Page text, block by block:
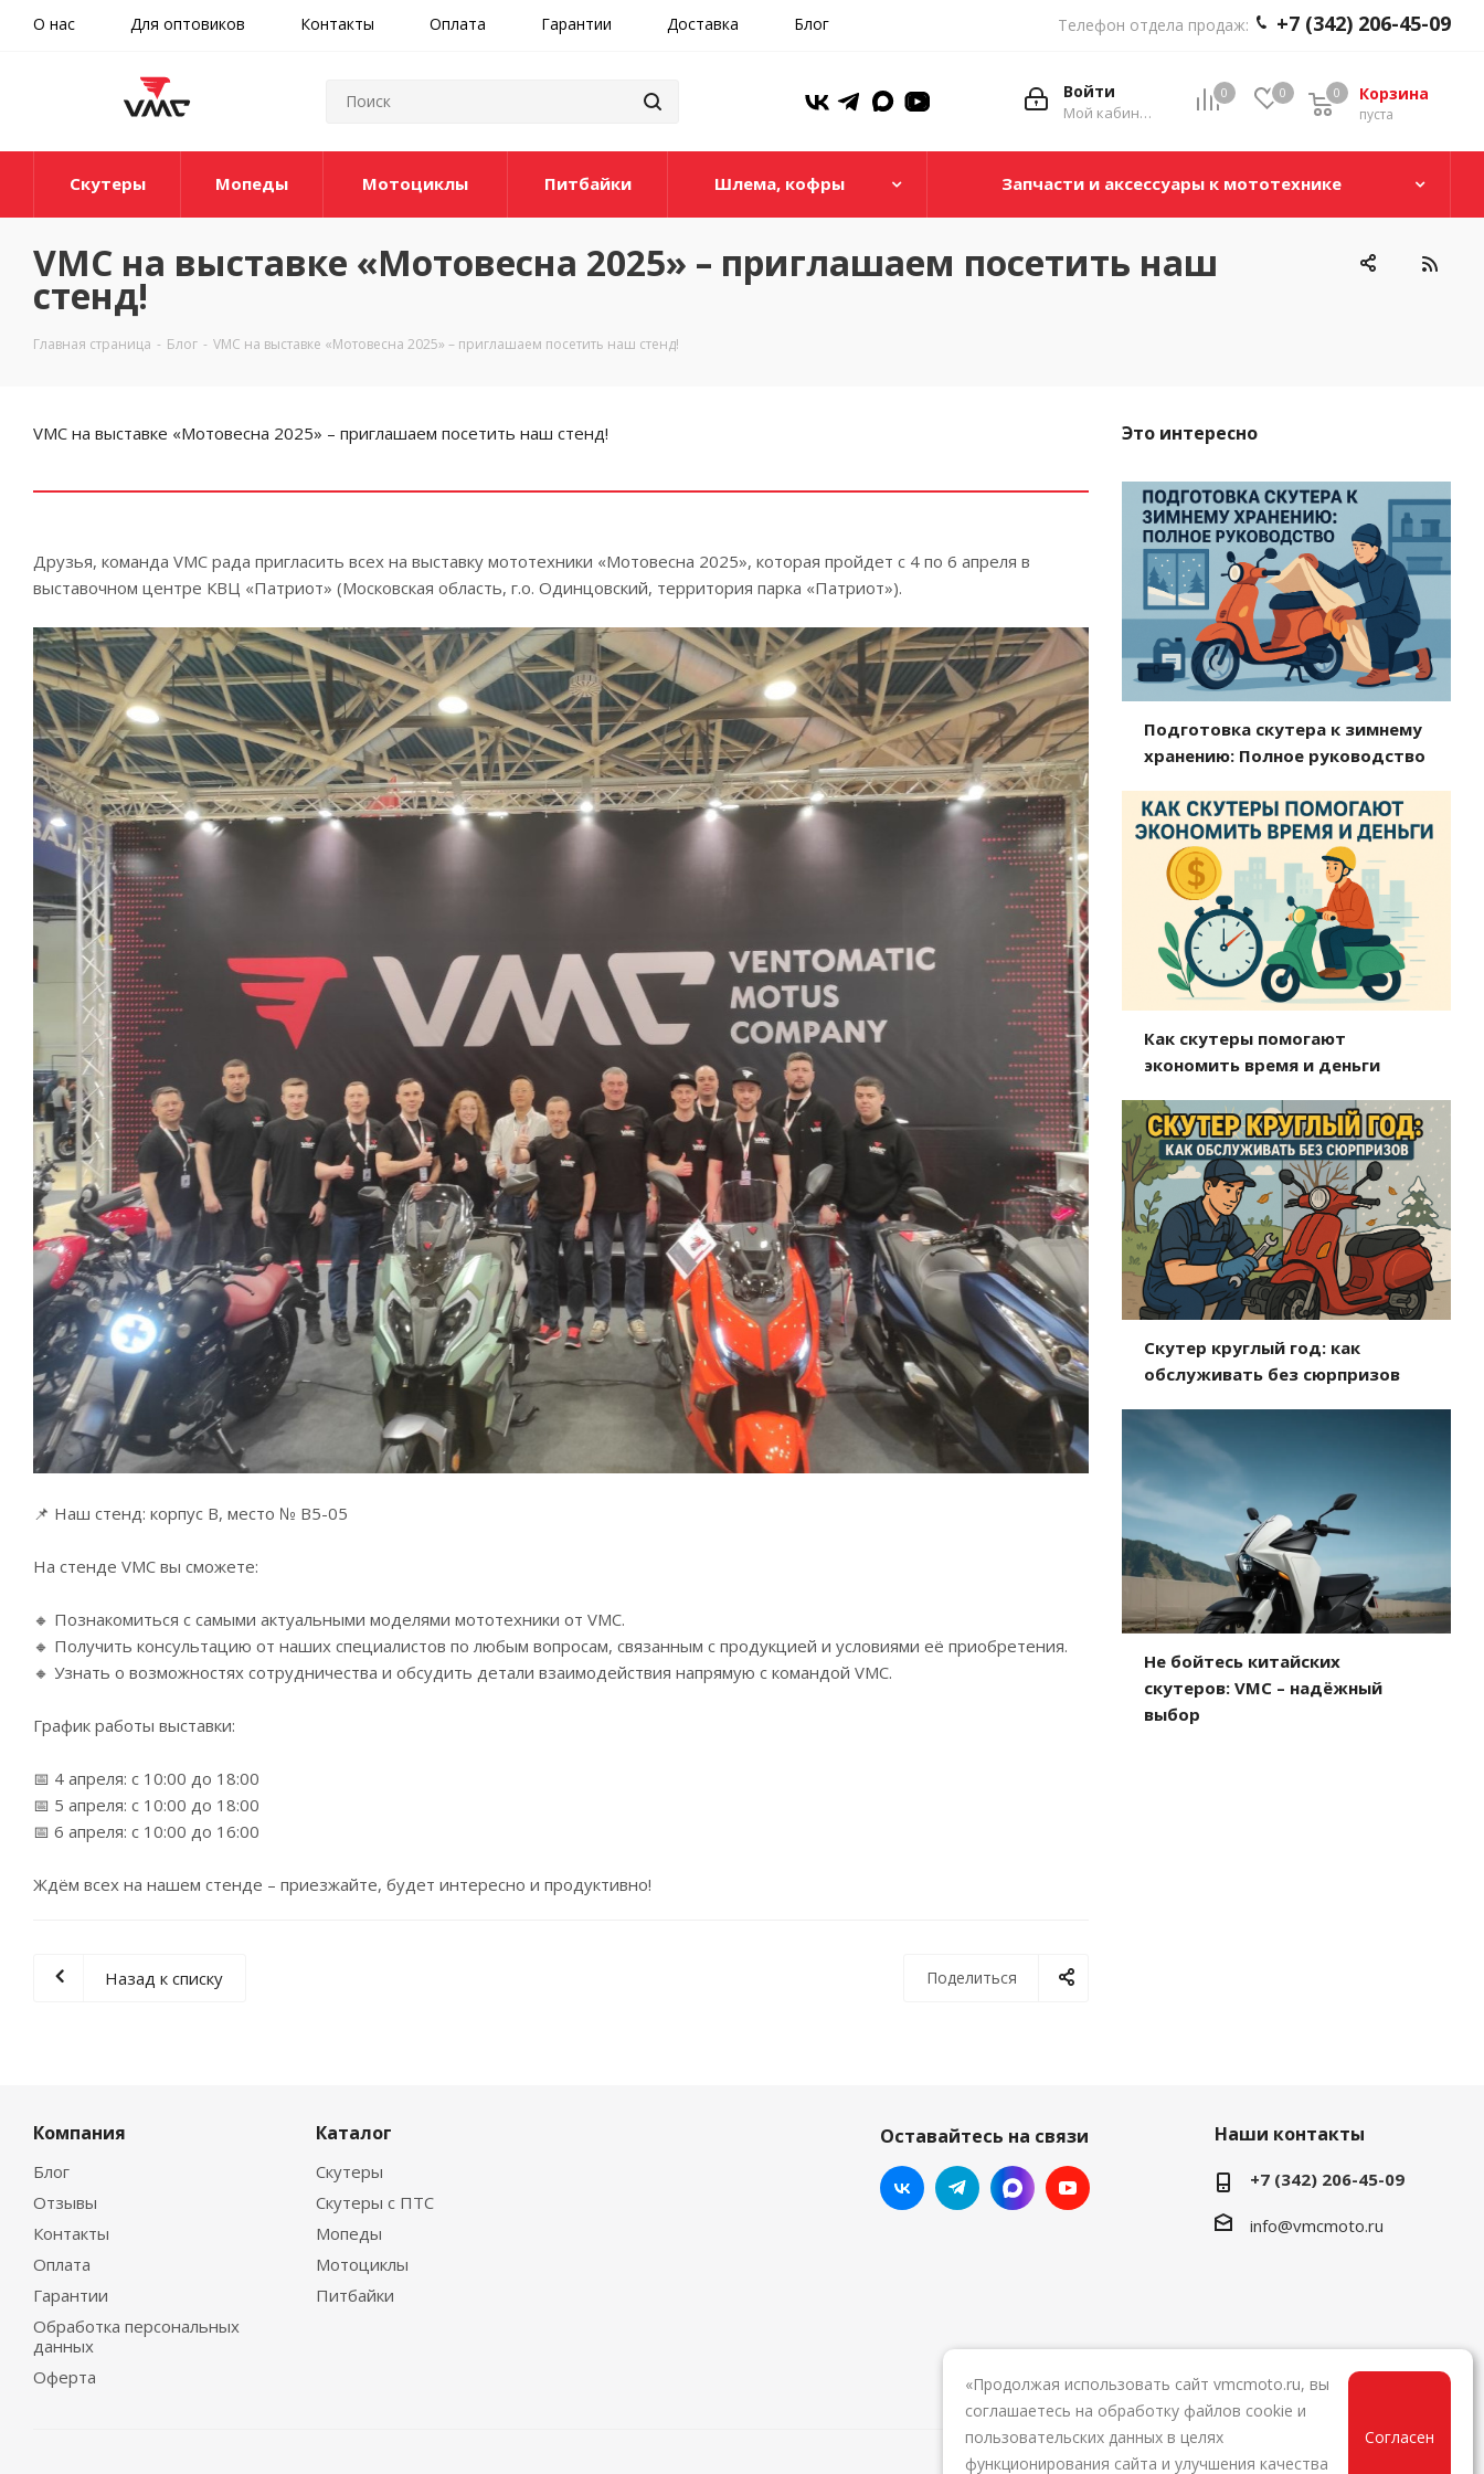
О нас Для оптовиков Контакты Оплата Гарантии Доставка Блог Телефон отдела продаж: +7 (342) 206-45-09
0 0 Корзина
0
пуста
0
Войти
Мой кабинет
Скутеры Мопеды Мотоциклы Питбайки Шлема, кофры Запчасти и аксессуары к мототехнике
VMC на выставке «Мотовесна 2025» – приглашаем посетить наш
стенд!
Главная страница - Блог - VMC на выставке «Мотовесна 2025» – приглашаем посетить наш стенд!
VMC на выставке «Мотовесна 2025» – приглашаем посетить наш стенд!
Друзья, команда VMC рада пригласить всех на выставку мототехники «Мотовесна 2025», которая пройдет с 4 по 6 апреля в
выставочном центре КВЦ «Патриот» (Московская область, г.о. Одинцовский, территория парка «Патриот»).
📌 Наш стенд: корпус В, место № В5-05
На стенде VMC вы сможете:
🔸 Познакомиться с самыми актуальными моделями мототехники от VMC.
🔸 Получить консультацию от наших специалистов по любым вопросам, связанным с продукцией и условиями её приобретения.
🔸 Узнать о возможностях сотрудничества и обсудить детали взаимодействия напрямую с командой VMC.
График работы выставки:
📅 4 апреля: с 10:00 до 18:00
📅 5 апреля: с 10:00 до 18:00
📅 6 апреля: с 10:00 до 16:00
Ждём всех на нашем стенде – приезжайте, будет интересно и продуктивно!
Поделиться
Назад к списку
Это интересно
Подготовка скутера к зимнему
хранению: Полное руководство
Как скутеры помогают
экономить время и деньги
Скутер круглый год: как
обслуживать без сюрпризов
Не бойтесь китайских
скутеров: VMC – надёжный
выбор
Компания
Блог
Отзывы
Контакты
Оплата
Гарантии
Обработка персональных
данных
Оферта
Каталог
Скутеры
Скутеры с ПТС
Мопеды
Мотоциклы
Питбайки
Оставайтесь на связи Наши контакты
+7 (342) 206-45-09
info@vmcmoto.ru
«Продолжая использовать сайт vmcmoto.ru, вы
соглашаетесь на обработку файлов cookie и
пользовательских данных в целях
функционирования сайта и улучшения качества
Согласен